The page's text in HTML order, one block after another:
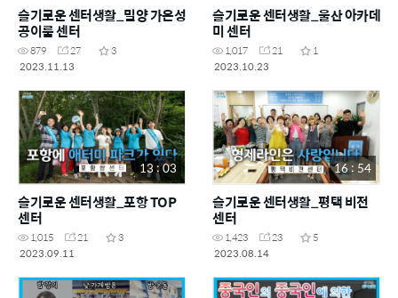
슬기로운 센터생활_밀양 가온성
공이룸 센터
879 27
3
2023.11.13
슬기로운 센터생활_울산 아카데
미 센터
1,017 21
1
2023.10.23
13 : 03
슬기로운 센터생활_포항 TOP
센터
1,015 21
3
2023.09.11
16 : 54
슬기로운 센터생활_평택 비전
센터
1,423 23
5
2023.08.14